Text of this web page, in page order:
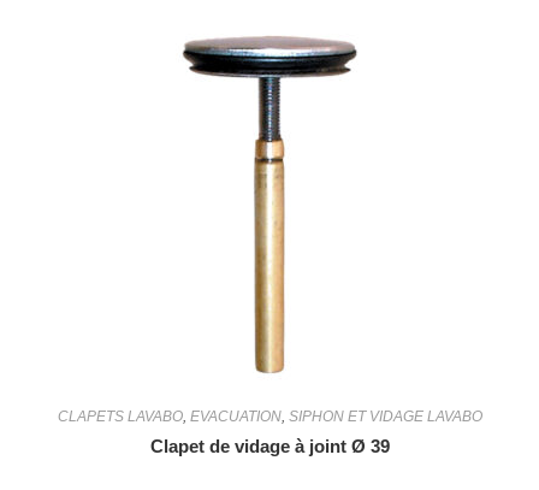
CLAPETS LAVABO, EVACUATION, SIPHON ET VIDAGE LAVABO
Clapet de vidage à joint Ø 39